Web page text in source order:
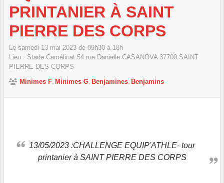
PRINTANIER À SAINT
PIERRE DES CORPS
Le samedi 13 mai 2023 de 09h30 à 18h
Lieu : Stade Camélinat 54 rue Danielle CASANOVA 37700 SAINT
PIERRE DES CORPS
Minimes F Minimes G Benjamines Benjamins
13/05/2023 :CHALLENGE EQUIP'ATHLE- tour
printanier à SAINT PIERRE DES CORPS